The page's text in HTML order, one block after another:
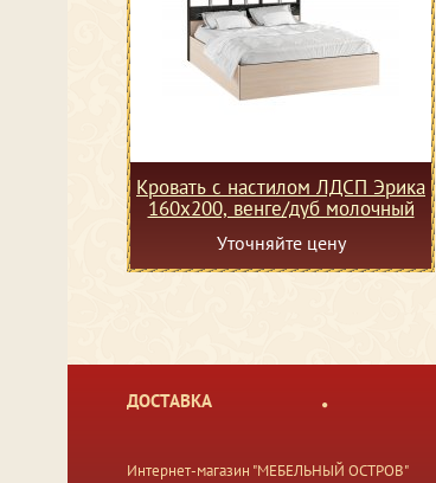
Кровать с настилом ЛДСП Эрика
160х200, венге/дуб молочный
Уточняйте цену
ДОСТАВКА
Интернет-магазин "МЕБЕЛЬНЫЙ ОСТРОВ"